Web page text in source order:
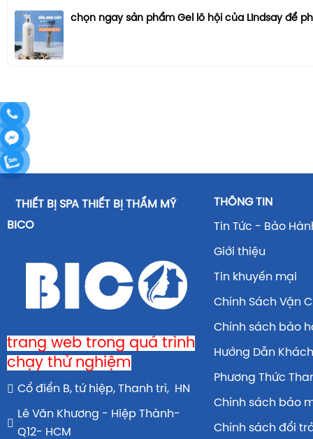
chọn ngay sản phẩm Gel lô hội của LIndsay để
THIẾT BỊ SPA THIẾT BỊ THẨM MỸ
BICO
trang web trong quá trình
chạy thử nghiệm
Cổ điển B, tứ hiệp, Thanh trì, HN
Lê Văn Khương - Hiệp Thành-
Q12- HCM
THÔNG TIN
Tin Tức - Bảo
Giới thiệu
Tin khuyến mại
Chính Sách Vận
Chính sách bảo
Hướng Dẫn
Phương Thức
Chính sách bảo
Chính sách đổi